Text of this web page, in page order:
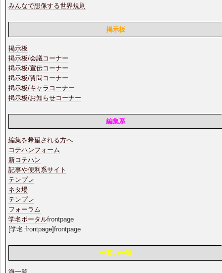
みんなで想像する世界規則
掲示板
掲示板
掲示板/会議コーナー
掲示板/宣伝コーナー
掲示板/質問コーナー
掲示板/キャラコーナー
掲示板/お知らせコーナー
編集系
編集を希望される方へ
コテハンフォーム
新コテハン
記事や便利系サイト
テンプレ
ネタ場
テンプレ
フォーラム
学名ポータルfrontpage
[学名:frontpage]frontpage
一覧の一覧